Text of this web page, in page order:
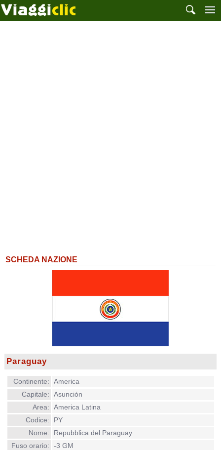
SCHEDA NAZIONE
Paraguay
Continente:
America
Capitale:
Asunción
Area:
America Latina
Codice:
PY
Nome:
Repubblica del Paraguay
Fuso orario:
-3 GM